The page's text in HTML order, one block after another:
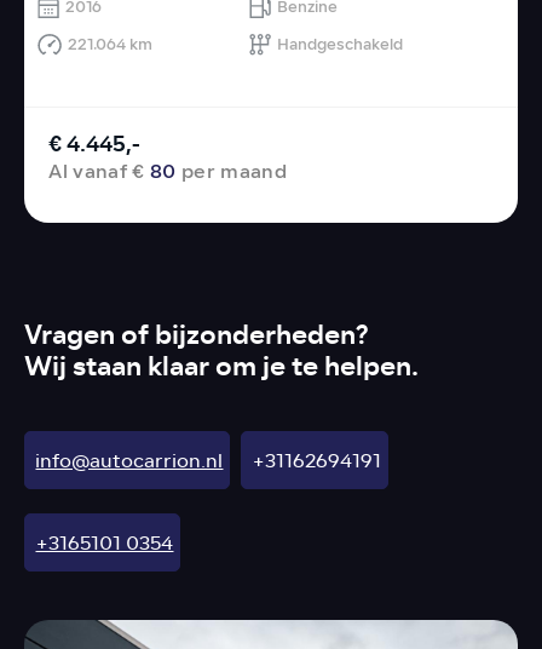
2016
Benzine
221.064 km
Handgeschakeld
€ 4.445,-
Al vanaf €80 per maand
Vragen of bijzonderheden?
Wij staan klaar om je te helpen.
info@autocarrion.nl +31162694191
+3165101 0354